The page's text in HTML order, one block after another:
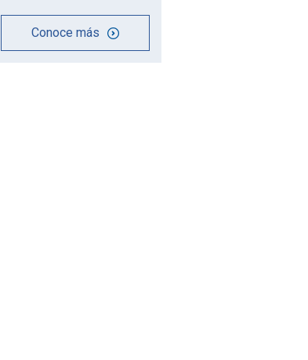
Conoce más